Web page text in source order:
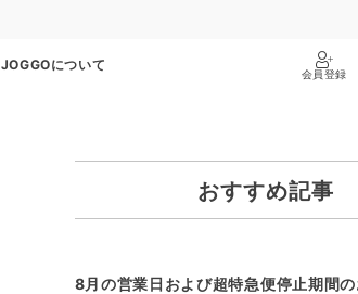
JOGGOについて
会員登録
おすすめ記事
8月の営業日および超特急便停止期間